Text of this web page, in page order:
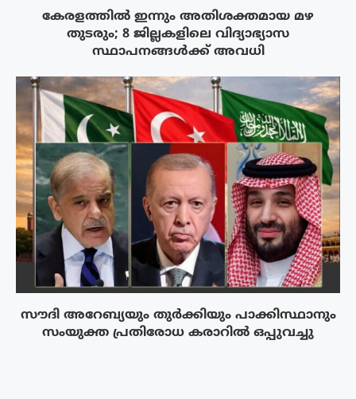
കേരളത്തിൽ ഇന്നും അതിശക്തമായ മഴ
തുടരും; 8 ജില്ലകളിലെ വിദ്യാഭ്യാസ
സ്ഥാപനങ്ങൾക്ക് അവധി
സൗദി അറേബ്യയും തുർക്കിയും പാക്കിസ്ഥാനും
സംയുക്ത പ്രതിരോധ കരാറിൽ ഒപ്പുവച്ചു